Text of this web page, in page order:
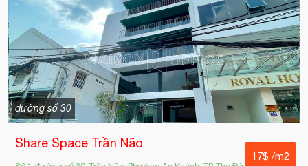
đường số 30
Share Space Trần Não
17$ /m2